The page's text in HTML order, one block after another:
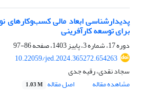
پدیدارشناسی ابعاد مالی کسب‌و‌کارهای
برای توسعه کارآفرینی
دوره 17، شماره 3، پاییز 1403، صفحه
86-97
10.22059/jed.2024.365272.654263
سجاد نقدی، رقیه جدی
مشاهده مقاله
اصل مقاله 1.03 M